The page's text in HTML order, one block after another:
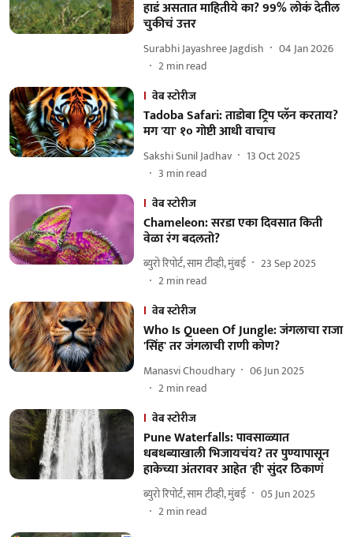
हाडं असतात माहितीये का? 99% लोकं देतील
चुकीचं उत्तर
Surabhi Jayashree Jagdish
04 Jan 2026
2min read
वेब स्टोरीज
Tadoba Safari: ताडोबा ट्रिप प्लॅन करताय?
मग 'या' १० गोष्टी आधी वाचाच
Sakshi Sunil Jadhav
13 Oct 2025
3 min read
वेब स्टोरीज
Chameleon: सरडा एका दिवसात किती
वेळा रंग बदलतो?
ब्युरो रिपोर्ट, साम टीव्ही, मुंबई
23 Sep 2025
2min read
वेब स्टोरीज
Who Is Queen Of Jungle: जंगलाचा राजा
'सिंह' तर जंगलाची राणी कोण?
Manasvi Choudhary
06 Jun 2025
2min read
वेब स्टोरीज
Pune Waterfalls: पावसाळ्यात
धबधब्याखाली भिजायचंय? तर पुण्यापासून
हाकेच्या अंतरावर आहेत 'ही' सुंदर ठिकाणं
ब्युरो रिपोर्ट, साम टीव्ही, मुंबई
05 Jun 2025
2min read